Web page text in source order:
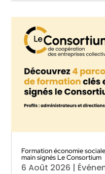
Formation économie
main signés Le Consortium
6 Août 2026 |